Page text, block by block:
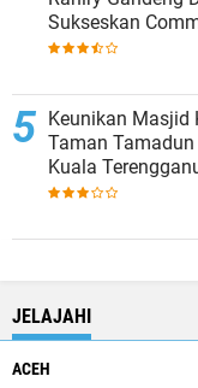
Sukseskan
Keunikan Masjid
Taman Tamadun Islam Tarikan Ikonik di
Kuala
JELAJAHI
ACEH